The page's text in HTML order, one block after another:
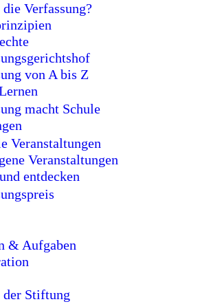
Verfassung?
von A bis Z
macht Schule
Veranstaltungen
Veranstaltungen
entdecken
& Aufgaben
der Stiftung